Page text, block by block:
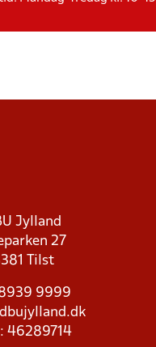
Jylland
27
Tilst
8939 9999
46289714